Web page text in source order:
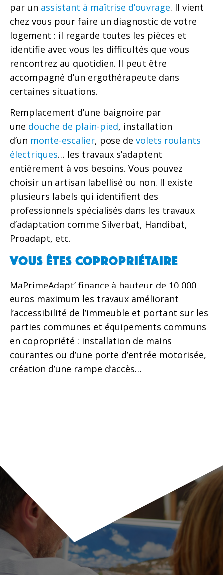
par un assistant à maîtrise d’ouvrage. Il vient
chez vous pour faire un diagnostic de votre
logement : il regarde toutes les pièces et
identifie avec vous les difficultés que vous
rencontrez au quotidien. Il peut être
accompagné d’un ergothérapeute dans
certaines situations.
Remplacement d’une baignoire par
une douche de plain-pied, installation
d’un monte-escalier, pose de volets roulants
électriques… les travaux s’adaptent
entièrement à vos besoins. Vous pouvez
choisir un artisan labellisé ou non. Il existe
plusieurs labels qui identifient des
professionnels spécialisés dans les travaux
d’adaptation comme Silverbat, Handibat,
Proadapt, etc.
Vous êtes copropriétaire
MaPrimeAdapt’ finance à hauteur de 10 000
euros maximum les travaux améliorant
l’accessibilité de l’immeuble et portant sur les
parties communes et équipements communs
en copropriété : installation de mains
courantes ou d’une porte d’entrée motorisée,
création d’une rampe d’accès…